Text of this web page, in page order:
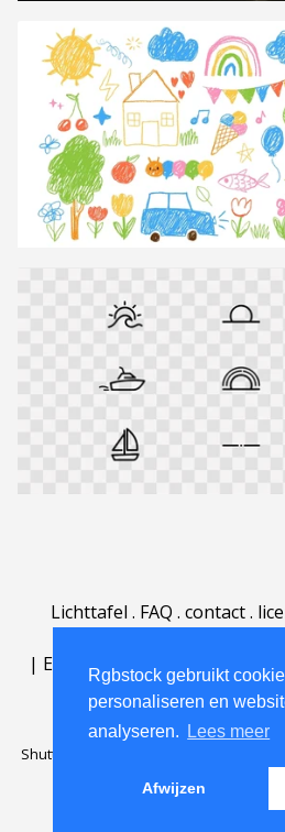
Rgbstock gebruikt
personaliseren en
analyseren.
Lees meer
Afwijzen
Lichttafel . FAQ . contact.
| English | Deutsch Español
Shutterstock official partner of Rgbstock
Rgbstock